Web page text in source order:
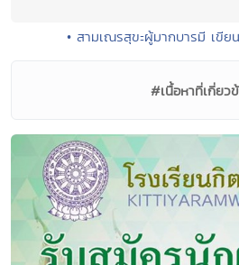
• สามเณรสุขะผู้มากบารมี เขีย
#เนื้อหาที่เกี่ยว